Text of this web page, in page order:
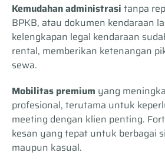
Kemudahan administrasi tanpa
BPKB, atau dokumen kendaraan
kelengkapan legal kendaraan
rental, memberikan ketenangan
sewa.
Mobilitas premium yang
profesional, terutama untuk
meeting dengan klien penting.
kesan yang tepat untuk berbagai
maupun kasual.